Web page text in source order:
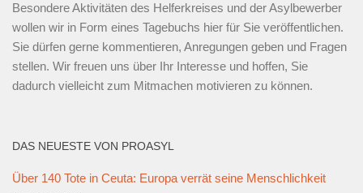
Besondere Aktivitäten des Helferkreises und der Asylbewerber
wollen wir in Form eines Tagebuchs hier für Sie veröffentlichen.
Sie dürfen gerne kommentieren, Anregungen geben und Fragen
stellen. Wir freuen uns über Ihr Interesse und hoffen, Sie
dadurch vielleicht zum Mitmachen motivieren zu können.
DAS NEUESTE VON PROASYL
Über 140 Tote in Ceuta: Europa verrät seine Menschlichkeit